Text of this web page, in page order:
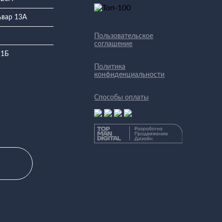
13А
Пользовательское
соглашение
Политика
конфиденциальности
Способы оплаты